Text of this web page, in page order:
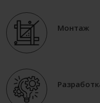
Монтаж